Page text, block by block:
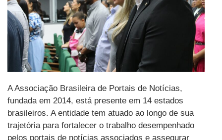
A Associação Brasileira de Portais de Notícias,
fundada em 2014, está presente em 14 estados
brasileiros. A entidade tem atuado ao longo de sua
trajetória para fortalecer o trabalho desempenhado
pelos portais de notícias associados e assegurar